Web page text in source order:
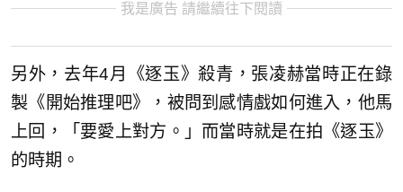
我是廣告 請繼續往下閱讀
另外，去年4月《逐玉》殺青，張凌赫當時正在錄
製《開始推理吧》，被問到感情戲如何進入，他馬
上回，「要愛上對方。」而當時就是在拍《逐玉》
的時期。